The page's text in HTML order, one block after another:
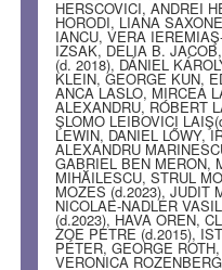
HERSCOVICI, ANDREI
HORODI, LIANA
IANCU, VERA
IZSAK, DELIA B.
(d. 2018), DÁNIEL
KLEIN, GEORGE KUN,
ANCA LASLO, MIRCEA
ALEXANDRU, RÓBERT
ŞLOMO LEIBOVICI
LEWIN, DANIEL LŐWY,
ALEXANDRU
GABRIEL BEN MERON,
MIHĂILESCU, STRUL
MOZES (d.2023), JUDIT
NICOLAE-NADLER
(d.2023), HAVA OREN,
ZOE PETRE (d.2015),
PÉTER, GEORGE
VERONICA